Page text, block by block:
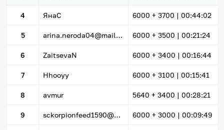
4 ЯнаС 6000 + 3700 | 00:44:02
5 arina.neroda04@mail.ru 6000 + 3500 | 00:21:24
6 ZaitsevaN 6000 + 3400 | 00:16:44
7 Hhooyy 6000 + 3100 | 00:15:41
8 avmur 5640 + 3400 | 00:28:21
9 sckorpionfeed1590@mail.ru 6000 + 3000 | 00:09:49